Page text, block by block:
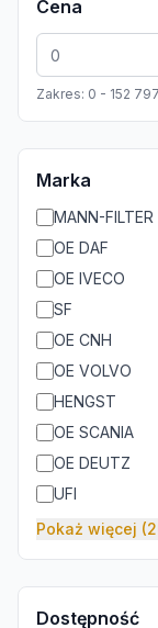
Cena
Zakres: 0 - 152 797
Marka
MANN-FILTER
OE DAF
OE IVECO
SF
OE CNH
OE VOLVO
HENGST
OE SCANIA
OE DEUTZ
UFI
Pokaż więcej
Dostępność